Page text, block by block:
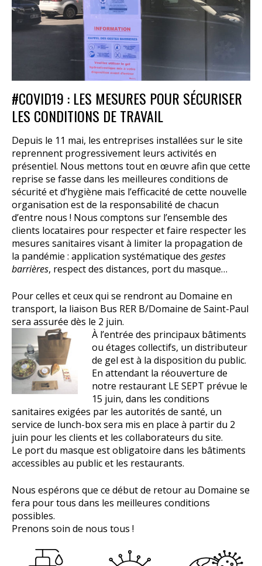
#COVID19 : LES MESURES POUR SÉCURISER
LES CONDITIONS DE TRAVAIL
Depuis le 11 mai, les entreprises installées sur le site
reprennent progressivement leurs activités en
présentiel. Nous mettons tout en œuvre afin que cette
reprise se fasse dans les meilleures conditions de
sécurité et d’hygiène mais l’efficacité de cette nouvelle
organisation est de la responsabilité de chacun
d’entre nous ! Nous comptons sur l’ensemble des
clients locataires pour respecter et faire respecter les
mesures sanitaires visant à limiter la propagation de
la pandémie : application systématique des gestes
barrières, respect des distances, port du masque…
Pour celles et ceux qui se rendront au Domaine en
transport, la liaison Bus RER B/Domaine de Saint-Paul
sera assurée dès le 2 juin.
À l’entrée des principaux bâtiments
ou étages collectifs, un distributeur
de gel est à la disposition du public.
En attendant la réouverture de
notre restaurant LE SEPT prévue le
15 juin, dans les conditions
sanitaires exigées par les autorités de santé, un
service de lunch-box sera mis en place à partir du 2
juin pour les clients et les collaborateurs du site.
Le port du masque est obligatoire dans les bâtiments
accessibles au public et les restaurants.
Nous espérons que ce début de retour au Domaine se
fera pour tous dans les meilleures conditions
possibles.
Prenons soin de nous tous !